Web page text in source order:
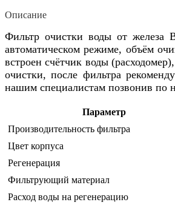
производительность
2,0
м3/
Описание
Фильтр очистки воды от железа
автоматическом режиме, объём
встроен счётчик воды
очистки, после фильтра
нашим специалистам позвонив по
Параметр
Производительность фильтра
Цвет корпуса
Регенерация
Фильтрующий материал
Расход воды на регенерацию